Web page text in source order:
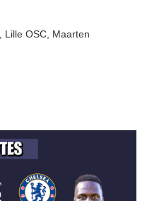
Lille OSC Maarten